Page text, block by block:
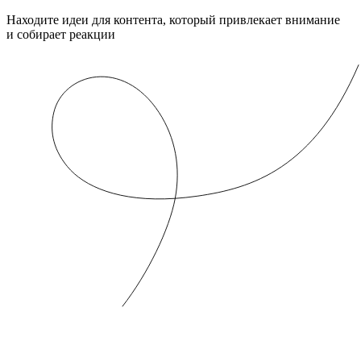
Находите идеи для контента, который привлекает внимание
и собирает реакции